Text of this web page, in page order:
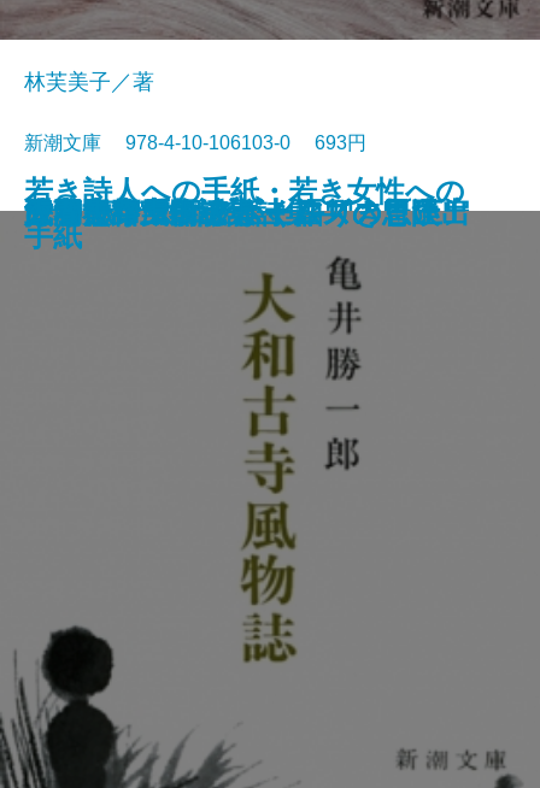
人形の家
恐怖の谷
蟹工船・党生活者
マルテの手記
武蔵野夫人
緋色の研究
ツァラトストラかく語りき〔下〕
シャーロック・ホームズの帰還
サロメ・ウィンダミア卿夫人の扇
浮雲
林芙美子／著
新潮文庫 978-4-10-106103-0 693円
大和古寺風物誌
シャーロック・ホームズの冒険
シャーロック・ホームズの思い出
ジェーン・エア〔上〕
若き詩人への手紙・若き女性への
手紙
ツァラトストラかく語りき〔上〕
武者小路実篤詩集
はつ恋
海潮音―上田敏訳詩集―
人間失格